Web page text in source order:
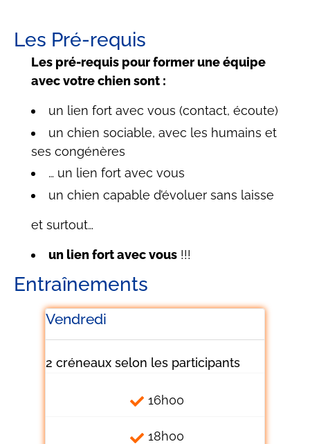
Les Pré-requis
Les pré-requis pour former une équipe
avec votre chien sont :
un lien fort avec vous (contact, écoute)
un chien sociable, avec les humains et
ses congénères
… un lien fort avec vous
un chien capable d’évoluer sans laisse
et surtout…
un lien fort avec vous !!!
Entraînements
Vendredi
2 créneaux selon les participants
16h00
18h00